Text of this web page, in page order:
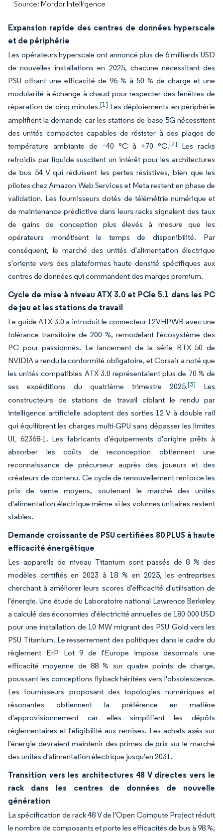
Source: Mordor Intelligence
Expansion rapide des centres de données hyperscale
et de périphérie
Les opérateurs hyperscale ont annoncé plus de 6 milliards USD
de nouvelles installations en 2025, chacune nécessitant des
PSU offrant une efficacité de 96 % à 50 % de charge et une
modularité à échange à chaud pour respecter des fenêtres de
réparation de cinq minutes.[1] Les déploiements en périphérie
amplifient la demande car les stations de base 5G nécessitent
des unités compactes capables de résister à des plages de
température ambiante de −40 °C à +70 °C.[2]
Les racks
refroidis par liquide suscitent un intérêt pour les architectures
de bus 54 V qui réduisent les pertes résistives, bien que les
pilotes chez Amazon Web Services et Meta restent en phase de
validation. Les fournisseurs dotés de télémétrie numérique et
de maintenance prédictive dans leurs racks signalent des taux
de gains de conception plus élevés à mesure que les
opérateurs monétisent le temps de disponibilité. Par
conséquent, le marché des unités d'alimentation électrique
s'oriente vers des plateformes haute densité spécifiques aux
centres de données qui commandent des marges premium.
Cycle de mise à niveau ATX 3.0 et PCIe 5.1 dans les PC
de jeu et les stations de travail
Le guide ATX 3.0 a introduit le connecteur 12VHPWR avec une
tolérance transitoire de 200 %, remodelant l'écosystème des
PC pour passionnés. Le lancement de la série RTX 50 de
NVIDIA a rendu la conformité obligatoire, et Corsair a noté que
les unités compatibles ATX 3.0 représentaient plus de 70 % de
ses expéditions du quatrième trimestre 2025.[3]
Les
constructeurs de stations de travail ciblant le rendu par
intelligence artificielle adoptent des sorties 12 V à double rail
qui équilibrent les charges multi-GPU sans dépasser les limites
UL 62368-1. Les fabricants d'équipements d'origine prêts à
absorber les coûts de reconception obtiennent une
reconnaissance de précurseur auprès des joueurs et des
créateurs de contenu. Ce cycle de renouvellement renforce les
prix de vente moyens, soutenant le marché des unités
d'alimentation électrique même si les volumes unitaires restent
stables.
Demande croissante de PSU certifiées 80 PLUS à haute
efficacité énergétique
Les appareils de niveau Titanium sont passés de 8 % des
modèles certifiés en 2023 à 18 % en 2025, les entreprises
cherchant à améliorer leurs scores d'efficacité d'utilisation de
l'énergie. Une étude du Laboratoire national Lawrence Berkeley
a calculé des économies d'électricité annuelles de 180 000 USD
pour une installation de 10 MW migrant des PSU Gold vers les
PSU Titanium. Le resserrement des politiques dans le cadre du
règlement ErP Lot 9 de l'Europe impose désormais une
efficacité moyenne de 88 % sur quatre points de charge,
poussant les conceptions flyback héritées vers l'obsolescence.
Les fournisseurs proposant des topologies numériques et
résonantes obtiennent la préférence en matière
d'approvisionnement car elles simplifient les dépôts
réglementaires et l'éligibilité aux remises. Les achats axés sur
l'énergie devraient maintenir des primes de prix sur le marché
des unités d'alimentation électrique jusqu'en 2031.
Transition vers les architectures 48 V directes vers le
rack dans les centres de données de nouvelle
génération
La spécification de rack 48 V de l'Open Compute Project réduit
le nombre de composants et porte les efficacités de bus à 98 %,